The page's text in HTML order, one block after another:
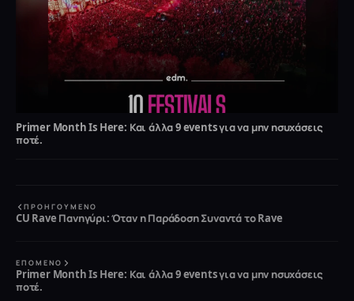
Primer Month Is Here: Και άλλα 9 events για να μην ησυχάσεις
ποτέ.
ΠΡΟΗΓΟΎΜΕΝΟ
CU Rave Πανηγύρι: Όταν η Παράδοση Συναντά το Rave
ΕΠΌΜΕΝΟ
Primer Month Is Here: Και άλλα 9 events για να μην ησυχάσεις
ποτέ.